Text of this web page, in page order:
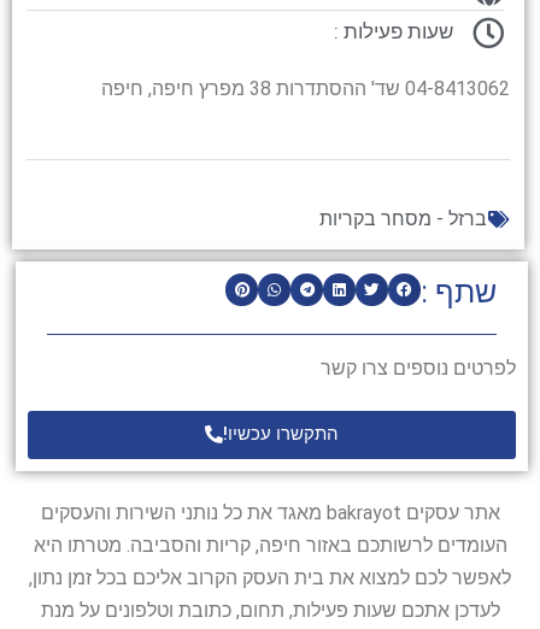
שתף :
לפרטים נוספים צרו קשר
התקשרו עכשיו!
שעות פעילות :
04-8413062 שד' ההסתדרות 38 מפרץ חיפה, חיפה
ברזל - מסחר בקריות
אתר עסקים bakrayot מאגד את כל נותני השירות והעסקים
העומדים לרשותכם באזור חיפה, קריות והסביבה. מטרתו היא
לאפשר לכם למצוא את בית העסק הקרוב אליכם בכל זמן נתון,
לעדכן אתכם שעות פעילות, תחום, כתובת וטלפונים על מנת